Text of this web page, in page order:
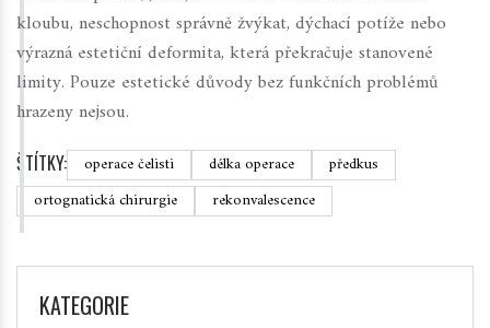
kloubu, neschopnost správně žvýkat, dýchací potíže nebo
výrazná estetiční deformita, která překračuje stanovené
limity. Pouze estetické důvody bez funkčních problémů
hrazeny nejsou.
ŠTÍTKY: operace čelisti délka operace
předkus
ortognatická chirurgie
rekonvalescence
KATEGORIE